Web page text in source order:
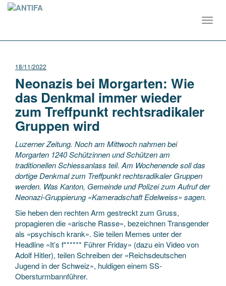
18/11/2022
Neonazis bei Morgarten: Wie
das Denkmal immer wieder
zum Treffpunkt rechtsradikaler
Gruppen wird
Luzerner Zeitung. Noch am Mittwoch nahmen bei
Morgarten 1240 Schützinnen und Schützen am
traditionellen Schiessanlass teil. Am Wochenende soll das
dortige Denkmal zum Treffpunkt rechtsradikaler Gruppen
werden. Was Kanton, Gemeinde und Polizei zum Aufruf der
Neonazi-Gruppierung «Kameradschaft Edelweiss» sagen.
Sie heben den rechten Arm gestreckt zum Gruss,
propagieren die «arische Rasse», bezeichnen Transgender
als «psychisch krank». Sie teilen Memes unter der
Headline «It’s f****** Führer Friday» (dazu ein Video von
Adolf Hitler), teilen Schreiben der «Reichsdeutschen
Jugend in der Schweiz», huldigen einem SS-
Obersturmbannführer.